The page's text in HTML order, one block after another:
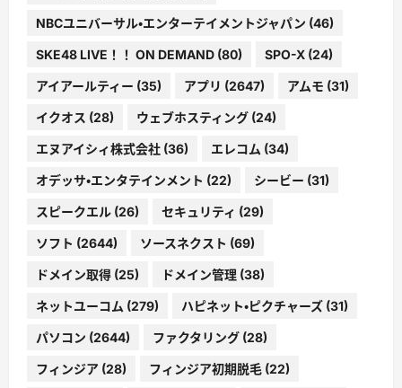
NBCユニバーサル・エンターテイメントジャパン (46)
SKE48 LIVE！！ ON DEMAND (80) SPO-X (24)
アイアールティー (35) アプリ (2647) アムモ (31)
イクオス (28) ウェブホスティング (24)
エヌアイシィ株式会社 (36) エレコム (34)
オデッサ・エンタテインメント (22) シービー (31)
スピークエル (26) セキュリティ (29)
ソフト (2644) ソースネクスト (69)
ドメイン取得 (25) ドメイン管理 (38)
ネットユーコム (279) ハピネット・ピクチャーズ (31)
パソコン (2644) ファクタリング (28)
フィンジア (28) フィンジア初期脱毛 (22)